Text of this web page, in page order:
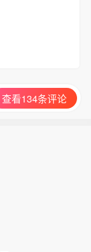
查看134条评论